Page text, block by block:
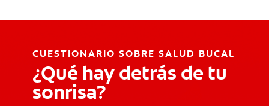
CUESTIONARIO SOBRE SALUD BUCAL
¿Qué hay detrás de tu
sonrisa?